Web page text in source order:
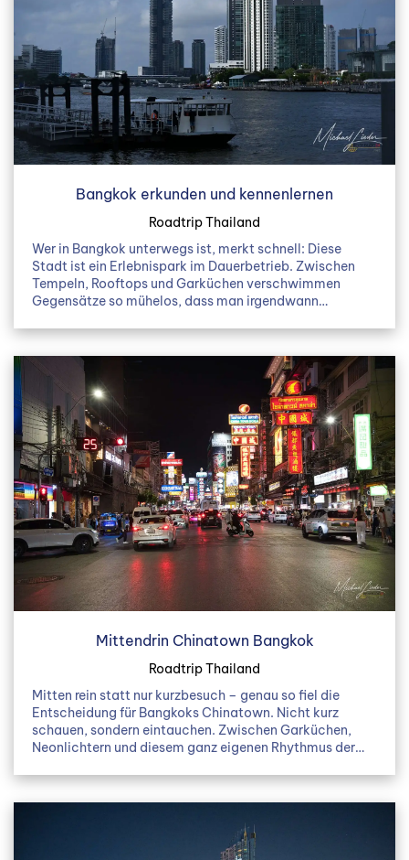
Bangkok erkunden und kennenlernen
Roadtrip Thailand
Wer in Bangkok unterwegs ist, merkt schnell: Diese
Stadt ist ein Erlebnispark im Dauerbetrieb. Zwischen
Tempeln, Rooftops und Garküchen verschwimmen
Gegensätze so mühelos, dass man irgendwann…
Mittendrin Chinatown Bangkok
Roadtrip Thailand
Mitten rein statt nur kurzbesuch – genau so fiel die
Entscheidung für Bangkoks Chinatown. Nicht kurz
schauen, sondern eintauchen. Zwischen Garküchen,
Neonlichtern und diesem ganz eigenen Rhythmus der…